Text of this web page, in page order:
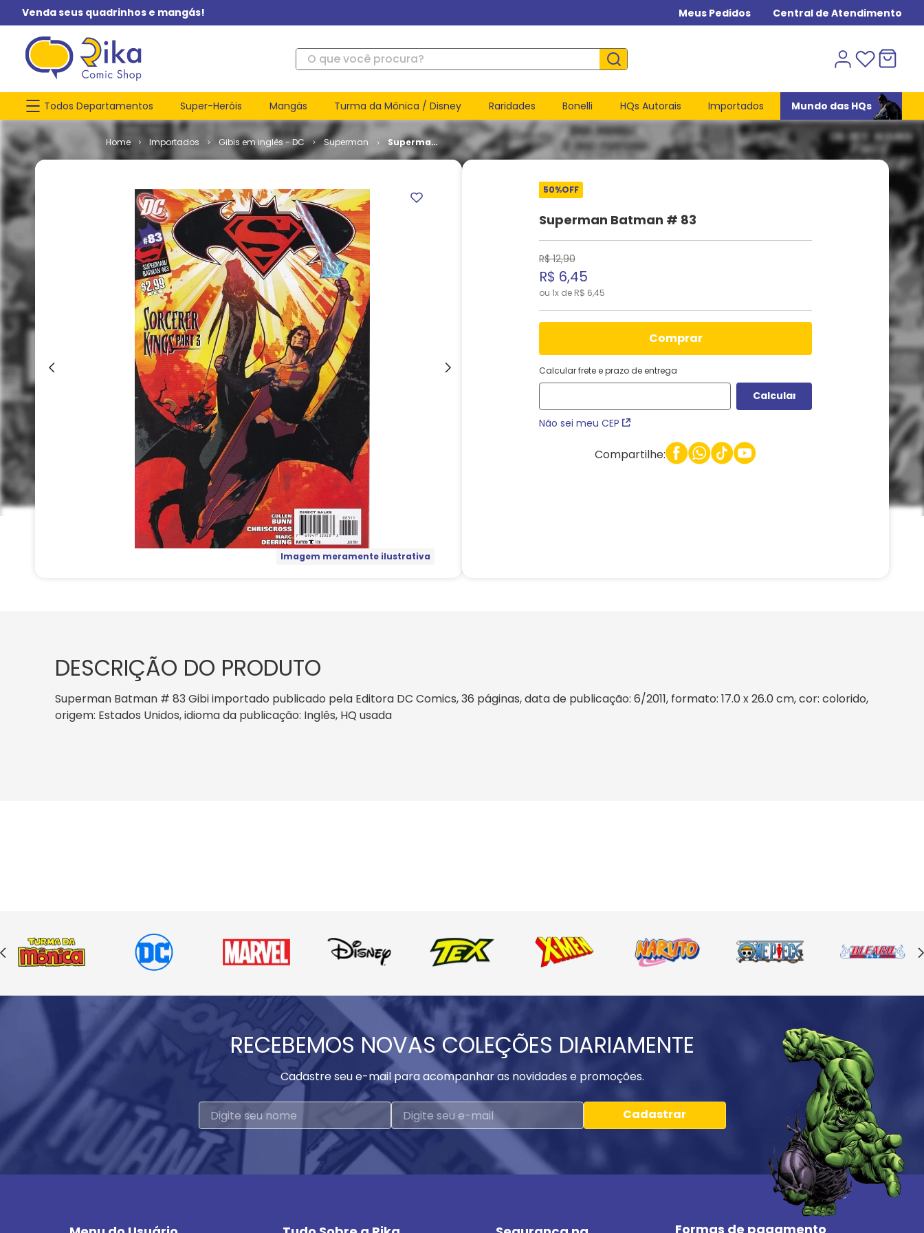
Venda seus quadrinhos e mangás! Meus Pedidos Central de Atendimento
O que você procura?
Todos Departamentos Super-Heróis Mangás Turma da Mônica / Disney Raridades Bonelli HQs Autorais Importados Mundo das HQs
Importados Gibis em inglês - DC Superman
Superman
Batman #
Imagem meramente ilustrativa
50%OFF
Superman Batman # 83
R$ 12,90
R$ 6,45
ou 1x de R$ 6,45
comprar
Calcular frete e prazo de entrega
Não sei meu CEP
Compartilhe:
DESCRIÇÃO DO PRODUTO
Superman Batman # 83 Gibi importado publicado pela Editora DC Comics, 36 páginas, data de publicação: 6/2011, formato: 17.0 x 26.0 cm, cor: colorido,
origem: Estados Unidos, idioma da publicação: Inglês, HQ usada
RECEBEMOS NOVAS COLEÇÕES DIARIAMENTE
Cadastre seu e-mail para acompanhar as novidades e promoções.
Cadastrar
Formas de pagamento